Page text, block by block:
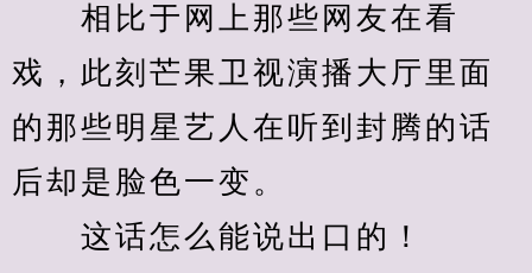
相比于网上那些网友在看
戏，此刻芒果卫视演播大厅里面
的那些明星艺人在听到封腾的话
后却是脸色一变。
这话怎么能说出口的！